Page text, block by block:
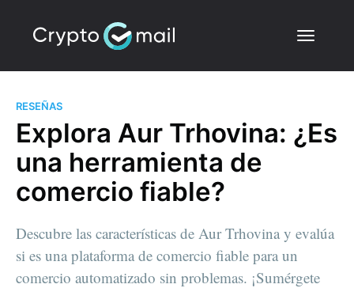
RESEÑAS
Explora Aur Trhovina: ¿Es
una herramienta de
comercio fiable?
Descubre las características de Aur Trhovina y evalúa
si es una plataforma de comercio fiable para un
comercio automatizado sin problemas. ¡Sumérgete